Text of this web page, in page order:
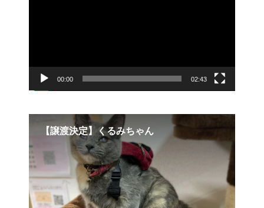
00:00 02:43
】くるみちゃん 【幸せ便り】アルち